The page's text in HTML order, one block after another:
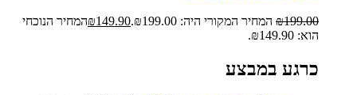
₪199.00 המחיר המקורי היה: ₪199.00. ₪149.90
המחיר הנוכחי
הוא: ₪149.90.
כרגע במבצע